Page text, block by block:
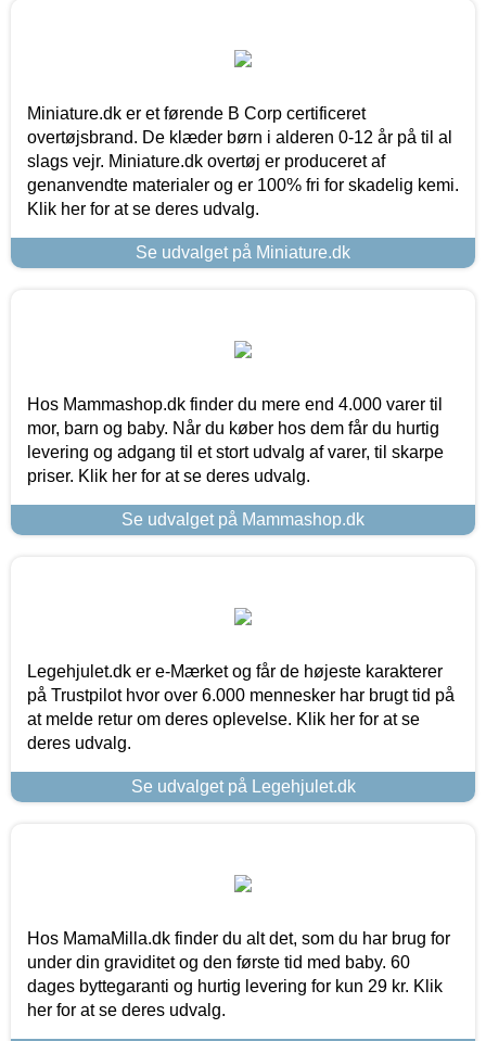
Miniature.dk er et førende B Corp certificeret
overtøjsbrand. De klæder børn i alderen 0-12 år på til al
slags vejr. Miniature.dk overtøj er produceret af
genanvendte materialer og er 100% fri for skadelig kemi.
Klik her for at se deres udvalg.
Se udvalget på Miniature.dk
Hos Mammashop.dk finder du mere end 4.000 varer til
mor, barn og baby. Når du køber hos dem får du hurtig
levering og adgang til et stort udvalg af varer, til skarpe
priser. Klik her for at se deres udvalg.
Se udvalget på Mammashop.dk
Legehjulet.dk er e-Mærket og får de højeste karakterer
på Trustpilot hvor over 6.000 mennesker har brugt tid på
at melde retur om deres oplevelse. Klik her for at se
deres udvalg.
Se udvalget på Legehjulet.dk
Hos MamaMilla.dk finder du alt det, som du har brug for
under din graviditet og den første tid med baby. 60
dages byttegaranti og hurtig levering for kun 29 kr. Klik
her for at se deres udvalg.